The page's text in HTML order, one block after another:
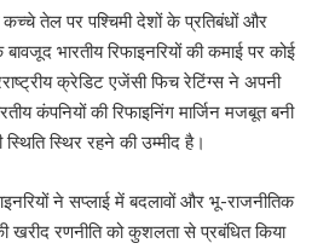
तेल पर पश्चिमी देशों के प्रतिबंधों और
भारतीय रिफाइनरियों की कमाई पर कोई
क्रेडिट एजेंसी फिच रेटिंग्स ने अपनी
कंपनियों की रिफाइनिंग मार्जिन मजबूत बनी
स्थिर रहने की उम्मीद है।
ने सप्लाई में बदलावों और भू-राजनीतिक
खरीद रणनीति को कुशलता से प्रबंधित किया